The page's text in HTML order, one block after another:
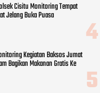
Cisitu Monitoring Tempat
Jelang Buka Puasa
Kegiatan Baksos Jumat
Bagikan Makanan Gratis Ke